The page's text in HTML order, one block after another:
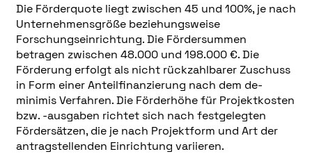
Die Förderquote liegt zwischen 45 und 100%, je nach
Unternehmensgröße beziehungsweise
Forschungseinrichtung. Die Fördersummen
betragen zwischen 48.000 und 198.000 €. Die
Förderung erfolgt als nicht rückzahlbarer Zuschuss
in Form einer Anteilfinanzierung nach dem de-
minimis Verfahren. Die Förderhöhe für Projektkosten
bzw. -ausgaben richtet sich nach festgelegten
Fördersätzen, die je nach Projektform und Art der
antragstellenden Einrichtung variieren.